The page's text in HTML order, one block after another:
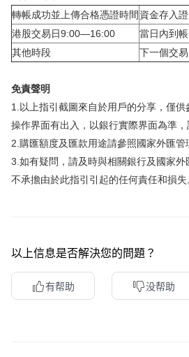
轉帳成功並上傳合格憑證時間 資金存入
港股交易日9:00—16:00
當日內到
其他時段
下一個交
免責聲明
1.以上指引截圖來自於用戶的分享，僅
操作界面有出入，以銀行實際界面為準，
2.購匯額度及匯款用途請參照國家外匯管
3.如有疑問，請及時與相關銀行及國家
不承擔由於此指引引起的任何責任和損失
以上信息是否解決您的問題？
有帮助 没帮助